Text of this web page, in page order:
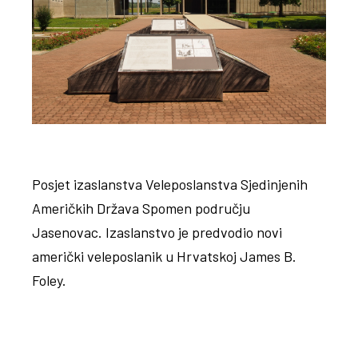
Posjet izaslanstva Veleposlanstva Sjedinjenih
Američkih Država Spomen području
Jasenovac. Izaslanstvo je predvodio novi
američki veleposlanik u Hrvatskoj James B.
Foley.